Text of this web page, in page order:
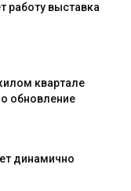
работу выставка
квартале
обновление
динамично